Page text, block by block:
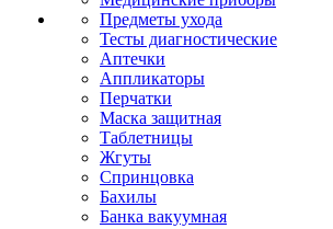
Предметы ухода
Тесты диагностические
Аптечки
Аппликаторы
Перчатки
Маска защитная
Таблетницы
Жгуты
Спринцовка
Бахилы
Банка вакуумная